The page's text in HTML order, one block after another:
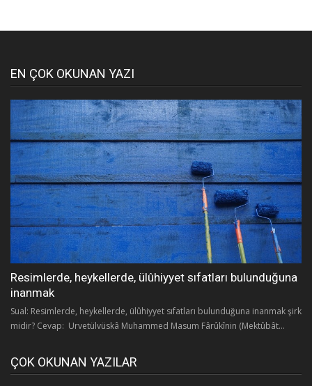
EN ÇOK OKUNAN YAZI
Resimlerde, heykellerde, ülûhiyyet sıfatları bulunduğuna
inanmak
Sual: Resimlerde, heykellerde, ülûhiyyet sıfatları bulunduğuna inanmak şirk
midir? Cevap: Urvetülvüskâ Muhammed Masum Fârûkînin (Mektûbât...
ÇOK OKUNAN YAZILAR